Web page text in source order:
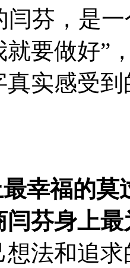
闫芬，是
就要做好”
真实感受
幸福的莫
芬身上
法和追